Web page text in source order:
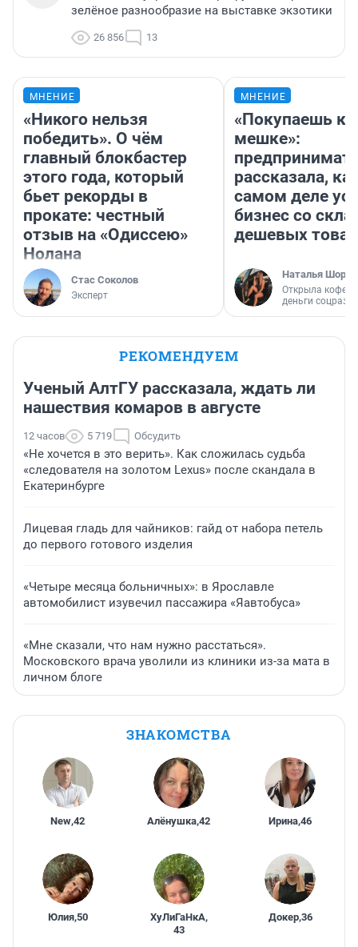
зелёное разнообразие на выставке экзотики
26 856 13
МНЕНИЕ
«Никого нельзя
победить». О чём
главный блокбастер
этого года, который
бьет рекорды в
прокате: честный
отзыв на «Одиссею»
Нолана
Стас Соколов
Эксперт
МНЕНИЕ
«Покупаешь
мешке»:
рассказала,
самом деле
бизнес со
дешевых
Наталья
Открыла
деньги
РЕКОМЕНДУЕМ
Ученый АлтГУ рассказала, ждать ли
нашествия комаров в августе
12 часов 5 719 Обсудить
«Не хочется в это верить». Как сложилась судьба
«следователя на золотом Lexus» после скандала в
Екатеринбурге
Лицевая гладь для чайников: гайд от набора петель
до первого готового изделия
«Четыре месяца больничных»: в Ярославле
автомобилист изувечил пассажира «Яавтобуса»
«Мне сказали, что нам нужно расстаться».
Московского врача уволили из клиники из-за мата в
личном блоге
ЗНАКОМСТВА
New,42 Алёнушка,42 Ирина,46
Юлия,50 ХуЛиГаНкА,
43
Докер,36